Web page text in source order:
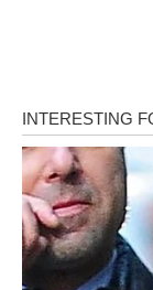
Ako ste u vezi,
koje je ranije
značili. Ako ste
dolazi trenutak
shvatate da više
Ako ste